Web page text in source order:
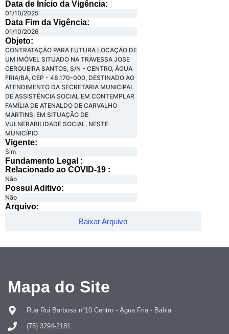
Data de Início da Vigência:
01/10/2025
Data Fim da Vigência:
01/10/2026
Objeto:
CONTRATAÇÃO PARA FUTURA LOCAÇÃO DE
UM IMÓVEL SITUADO NA TRAVESSA JOSE
CERQUEIRA SANTOS, S/N - CENTRO, ÁGUA
FRIA/BA, CEP - 48.170-000, DESTINADO AO
ATENDIMENTO DA SECRETARIA MUNICIPAL
DE ASSISTÊNCIA SOCIAL EM CONTEMPLAR
FAMÍLIA DE ATENALDO DE CARVALHO
MARTINS, EM SITUAÇÃO DE
VULNERABILIDADE SOCIAL, NESTE
MUNICÍPIO
Vigente:
Sim
Fundamento Legal :​
Relacionado ao COVID-19 :​
Não
Possui Aditivo:​
Não
Arquivo:
Baixar Arquivo
Mapa do Site
Rua Rui Barbosa n°10 Centro - Água Fria - Bahia
(75) 3294-2181